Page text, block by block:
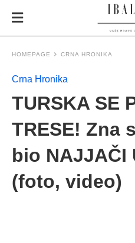
HOMEPAGE CRNA HRONIKA
Crna Hronika
TURSKA SE
TRESE! Zna
bio NAJJAČI
(foto, video)